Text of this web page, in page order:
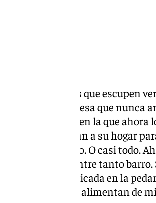
firme. De esas que escupen
brota lodo. Confiesa que nunca
de la forma en la que ahora
se acercan a su hogar
lo ha perdido todo. O casi todo.
de esperanza entre tanto
por su casa, ubicada en la
, sus ojos se alimentan de